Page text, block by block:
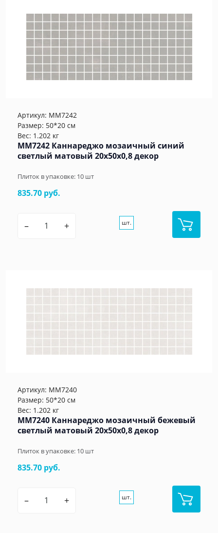
Артикул: MM7242
Размер: 50*20 см
Вес: 1.202 кг
MM7242 Каннареджо мозаичный синий
светлый матовый 20x50x0,8 декор
Плиток в упаковке: 10 шт
835.70 руб.
– + шт.
Артикул: MM7240
Размер: 50*20 см
Вес: 1.202 кг
MM7240 Каннареджо мозаичный бежевый
светлый матовый 20x50x0,8 декор
Плиток в упаковке: 10 шт
835.70 руб.
– + шт.